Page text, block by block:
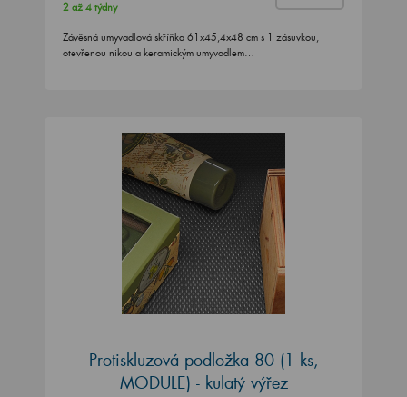
2 až 4 týdny
Závěsná umyvadlová skříňka 61x45,4x48 cm s 1 zásuvkou,
otevřenou nikou a keramickým umyvadlem…
Protiskluzová podložka 80 (1 ks,
MODULE) - kulatý výřez